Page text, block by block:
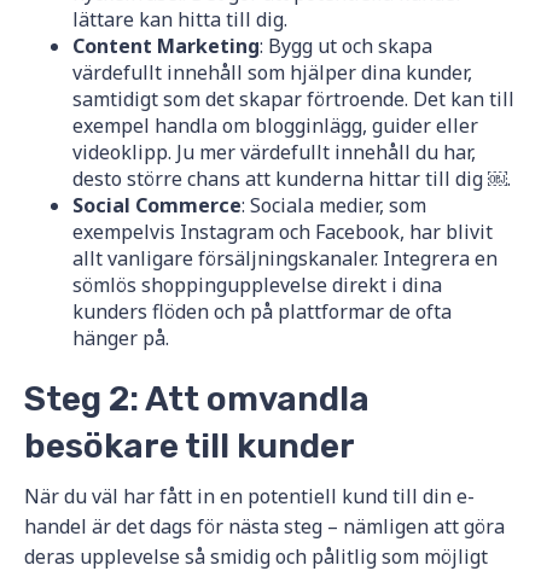
lättare kan hitta till dig.
Content Marketing: Bygg ut och skapa
värdefullt innehåll som hjälper dina kunder,
samtidigt som det skapar förtroende. Det kan till
exempel handla om blogginlägg, guider eller
videoklipp. Ju mer värdefullt innehåll du har,
desto större chans att kunderna hittar till dig ￼.
Social Commerce: Sociala medier, som
exempelvis Instagram och Facebook, har blivit
allt vanligare försäljningskanaler. Integrera en
sömlös shoppingupplevelse direkt i dina
kunders flöden och på plattformar de ofta
hänger på.
Steg 2: Att omvandla
besökare till kunder
När du väl har fått in en potentiell kund till din e-
handel är det dags för nästa steg – nämligen att göra
deras upplevelse så smidig och pålitlig som möjligt